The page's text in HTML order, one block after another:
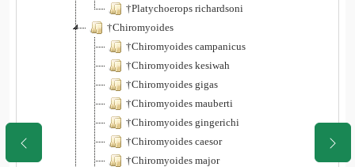
†Platychoerops richardsoni
†Chiromyoides
†Chiromyoides campanicus
†Chiromyoides kesiwah
†Chiromyoides gigas
†Chiromyoides mauberti
†Chiromyoides gingerichi
†Chiromyoides caesor
†Chiromyoides major